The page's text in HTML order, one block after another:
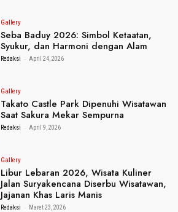
Gallery
Seba Baduy 2026: Simbol Ketaatan,
Syukur, dan Harmoni dengan Alam
Redaksi - April 24, 2026
Gallery
Takato Castle Park Dipenuhi Wisatawan
Saat Sakura Mekar Sempurna
Redaksi - April 9, 2026
Gallery
Libur Lebaran 2026, Wisata Kuliner
Jalan Suryakencana Diserbu Wisatawan,
Jajanan Khas Laris Manis
Redaksi - Maret 23, 2026